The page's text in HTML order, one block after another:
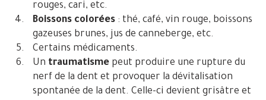
rouges, cari, etc.
Boissons colorées : thé, café, vin rouge, boissons
gazeuses brunes, jus de canneberge, etc.
Certains médicaments.
Un traumatisme peut produire une rupture du
nerf de la dent et provoquer la dévitalisation
spontanée de la dent. Celle-ci devient grisâtre et